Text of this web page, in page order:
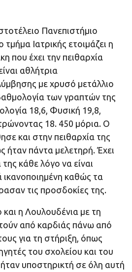
Πανεπιστήμιο
Ιατρικής ετοιμάζει η
που έχει την πειθαρχία
αθλήτρια
με χρυσό μετάλλιο
των γραπτών της
18,6, Φυσική 19,8,
18. 450 μόρια. Ο
και στην πειθαρχία της
πάντα μελετηρή. Έχει
κάθε λόγο να είναι
ικανοποιημένη καθώς τα
τις προσδοκίες της.
η Λουλουδένια με τη
από καρδιάς πάνω από
για τη στήριξη, όπως
του σχολείου και του
υποστηρικτή σε όλη αυτή